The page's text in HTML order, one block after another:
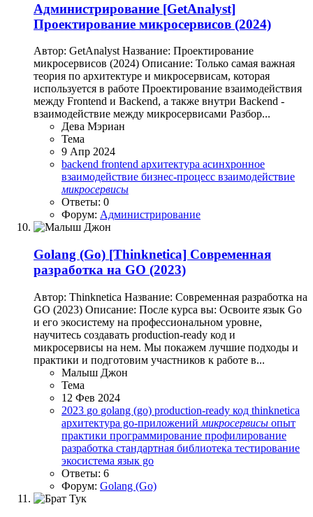
Администрирование [GetAnalyst]
Проектирование микросервисов (2024)
Автор: GetAnalyst Название: Проектирование
микросервисов (2024) Описание: Только самая важная
теория по архитектуре и микросервисам, которая
используется в работе Проектирование взаимодействия
между Frontend и Backend, а также внутри Backend -
взаимодействие между микросервисами Разбор...
Дева Мэриан
Тема
9 Апр 2024
backend frontend архитектура асинхронное
взаимодействие бизнес-процесс взаимодействие
микросервисы
Ответы: 0
Форум: Администрирование
Golang (Go) [Thinknetica] Cовременная
разработка на GO (2023)
Автор: Thinknetica Название: Cовременная разработка на
GO (2023) Описание: После курса вы: Освоите язык Go
и его экосистему на профессиональном уровне,
научитесь создавать production-ready код и
микросервисы на нем. Мы покажем лучшие подходы и
практики и подготовим участников к работе в...
Малыш Джон
Тема
12 Фев 2024
2023 go golang (go) production-ready код thinknetica
архитектура go-приложений микросервисы опыт
практики программирование профилирование
разработка стандартная библиотека тестирование
экосистема язык go
Ответы: 6
Форум: Golang (Go)